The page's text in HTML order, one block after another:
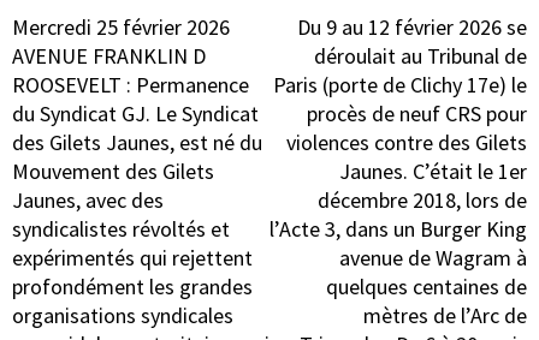
Navigation
de
l’article
Mercredi 25 février 2026
AVENUE FRANKLIN D
ROOSEVELT : Permanence
du Syndicat GJ. Le Syndicat
des Gilets Jaunes, est né du
Mouvement des Gilets
Jaunes, avec des
syndicalistes révoltés et
expérimentés qui rejettent
profondément les grandes
organisations syndicales
Du 9 au 12 février 2026 se
déroulait au Tribunal de
Paris (porte de Clichy 17e) le
procès de neuf CRS pour
violences contre des Gilets
Jaunes. C’était le 1er
décembre 2018, lors de
l’Acte 3, dans un Burger King
avenue de Wagram à
quelques centaines de
mètres de l’Arc de